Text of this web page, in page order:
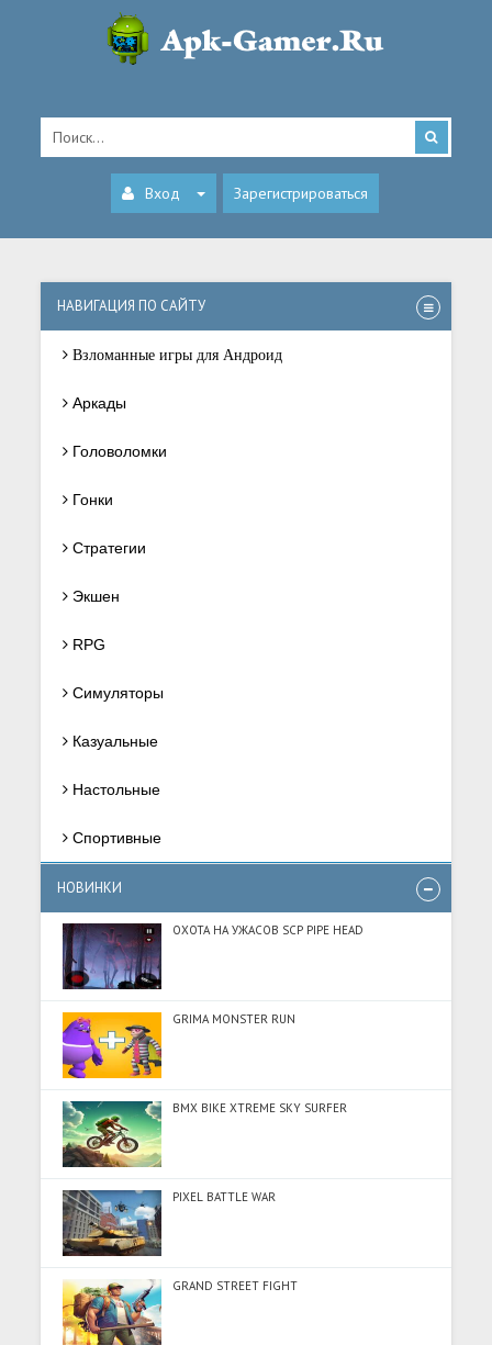
Вход Зарегистрироваться
НАВИГАЦИЯ ПО САЙТУ
Взломанные игры для Андроид
Аркады
Головоломки
Гонки
Стратегии
Экшен
RPG
Симуляторы
Казуальные
Настольные
Спортивные
НОВИНКИ
ОХОТА НА УЖАСОВ SCP PIPE HEAD
GRIMA MONSTER RUN
BMX BIKE XTREME SKY SURFER
PIXEL BATTLE WAR
GRAND STREET FIGHT